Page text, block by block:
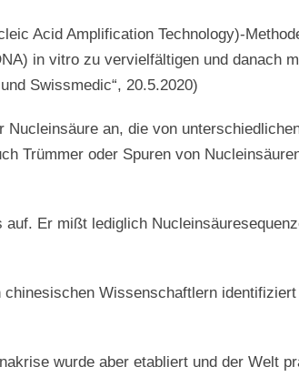
Acid Amplification Technology)-
in vitro zu vervielfältigen und danach
Swissmedic“, 20.5.2020)
an, die von
Trümmer oder Spuren von
Er mißt lediglich
Wissenschaftlern
wurde aber etabliert und der Welt